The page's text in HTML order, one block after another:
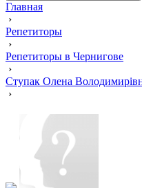
Главная
›
Репетиторы
›
Репетиторы в Чернигове
›
Ступак Олена
›